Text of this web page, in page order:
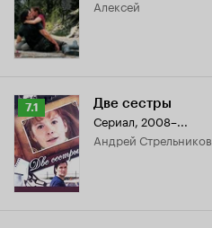
6.1
Алексей
Рейтинг
Кинопоиска
7.1
7.1 Две сестры
Сериал, 2008–...
Андрей Стрельников